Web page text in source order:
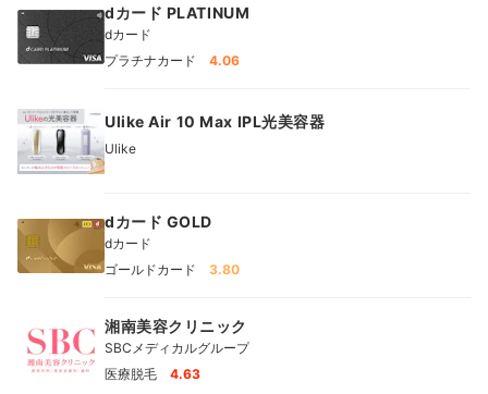
dカード PLATINUM
dカード
プラチナカード
4.06
Ulike Air 10 Max IPL光美容器
Ulike
dカード GOLD
dカード
ゴールドカード
3.80
湘南美容クリニック
SBCメディカルグループ
医療脱毛
4.63